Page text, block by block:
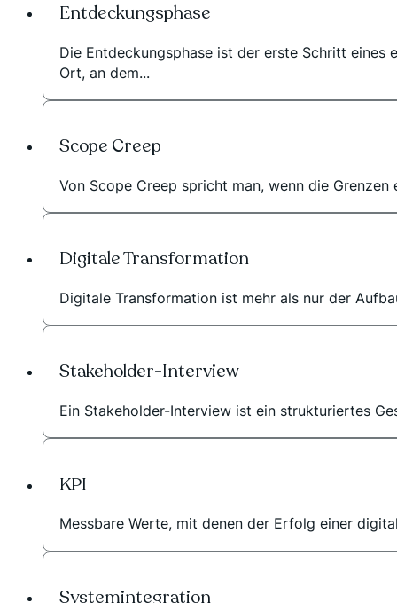
Entdeckungsphase
Die Entdeckungsphase ist der erste Schritt
Ort, an dem...
Scope Creep
Von Scope Creep spricht man, wenn die
Digitale Transformation
Digitale Transformation ist mehr als nur der
Stakeholder-Interview
Ein Stakeholder-Interview ist ein strukturiertes
KPI
Messbare Werte, mit denen der Erfolg einer
Systemintegration